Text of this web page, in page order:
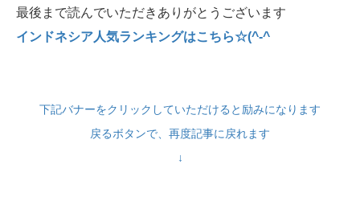
最後まで読んでいただきありがとうございます
インドネシア人気ランキングはこちら☆(^-^
下記バナーをクリックしていただけると励みになります
戻るボタンで、再度記事に戻れます
↓